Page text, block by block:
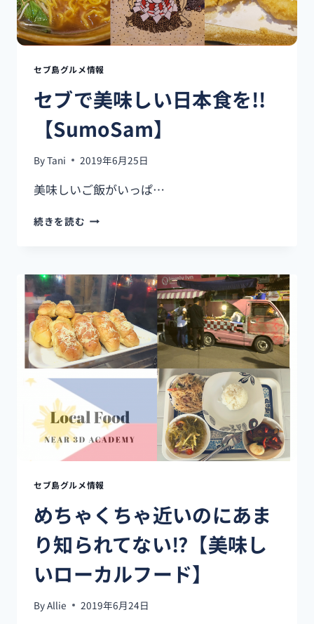
べ
き
セ
知
20
選
+Α！
前
編】
セブ島グルメ情報
セブで美味しい日本食を!!
【SumoSam】
ByTani 2019年6月25日
美味しいご飯がいっぱ…
続きを読む
味
し
い
日
本
食
を!!
【SUMOSAM】
セブ島グルメ情報
めちゃくちゃ近いのにあま
り知られてない⁉︎【美味し
いローカルフード】
ByAllie 2019年6月24日